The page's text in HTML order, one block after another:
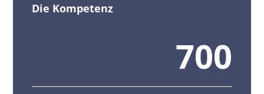
Die Kompetenz
700